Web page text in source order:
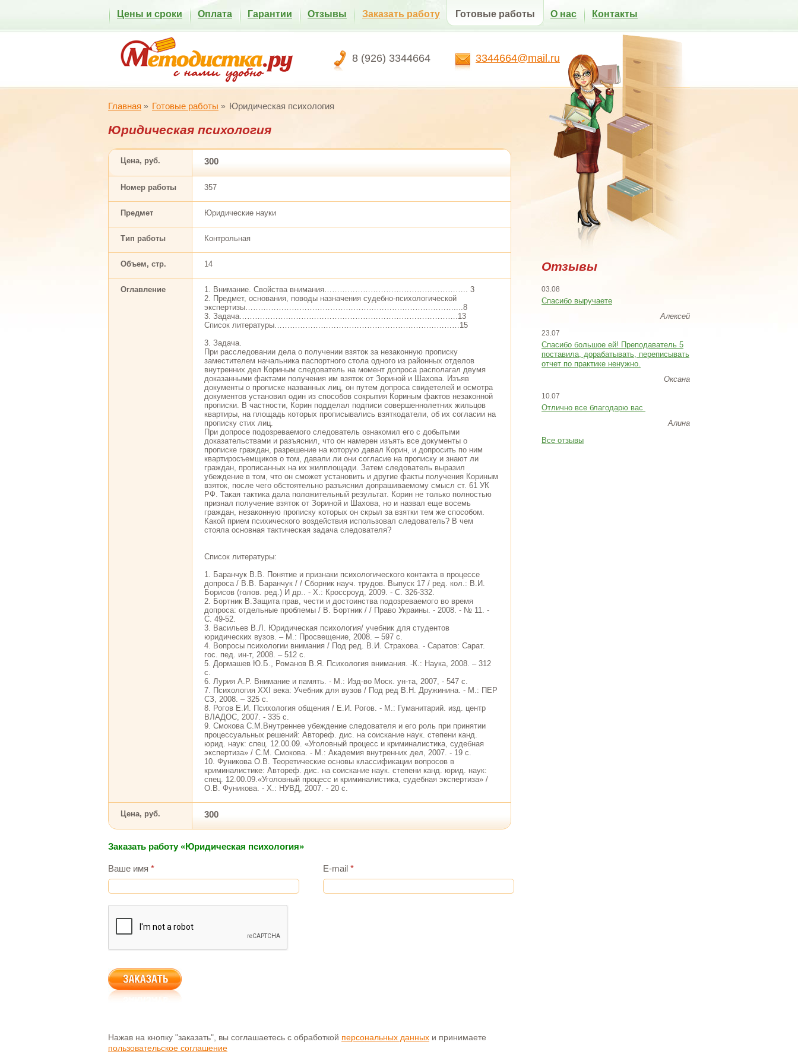
8 (926) 3344664 3344664@mail.ru
Цены и сроки Оплата Гарантии Отзывы Заказать работу Готовые работы О нас Контакты
Главная Готовые работы Юридическая психология
Юридическая психология
Цена, руб. 300
Номер работы 357
Предмет Юридические науки
Тип работы Контрольная
Объем, стр. 14
Оглавление
1. Внимание. Свойства внимания……………………………………………….. 3
2. Предмет, основания, поводы назначения судебно-психологической
экспертизы………………………………………………………………………....8
3. Задача………………………………………………………………………….13
Список литературы………………………………………………………………15
3. Задача.
При расследовании дела о получении взяток за незаконную прописку
заместителем начальника паспортного стола одного из районных отделов
внутренних дел Кориным следователь на момент допроса располагал двумя
доказанными фактами получения им взяток от Зориной и Шахова. Изъяв
документы о прописке названных лиц, он путем допроса свидетелей и осмотра
документов установил один из способов сокрытия Кориным фактов незаконной
прописки. В частности, Корин подделал подписи совершеннолетних жильцов
квартиры, на площадь которых прописывались взяткодатели, об их согласии на
прописку стих лиц.
При допросе подозреваемого следователь ознакомил его с добытыми
доказательствами и разъяснил, что он намерен изъять все документы о
прописке граждан, разрешение на которую давал Корин, и допросить по ним
квартиросъемщиков о том, давали ли они согласие на прописку и знают ли
граждан, прописанных на их жилплощади. Затем следователь выразил
убеждение в том, что он сможет установить и другие факты получения Кориным
взяток, после чего обстоятельно разъяснил допрашиваемому смысл ст. 61 УК
РФ. Такая тактика дала положительный результат. Корин не только полностью
признал получение взяток от Зориной и Шахова, но и назвал еще восемь
граждан, незаконную прописку которых он скрыл за взятки тем же способом.
Какой прием психического воздействия использовал следователь? В чем
стояла основная тактическая задача следователя?
Список литературы:
1. Баранчук В.В. Понятие и признаки психологического контакта в процессе
допроса / В.В. Баранчук / / Сборник науч. трудов. Выпуск 17 / ред. кол.: В.И.
Борисов (голов. ред.) И др.. - Х.: Кроссроуд, 2009. - С. 326-332.
2. Бортник В.Защита прав, чести и достоинства подозреваемого во время
допроса: отдельные проблемы / В. Бортник / / Право Украины. - 2008. - № 11. -
С. 49-52.
3. Васильев В.Л. Юридическая психология/ учебник для студентов
юридических вузов. – М.: Просвещение, 2008. – 597 с.
4. Вопросы психологии внимания / Под ред. В.И. Страхова. - Саратов: Сарат.
гос. пед. ин-т, 2008. – 512 c.
5. Дормашев Ю.Б., Романов В.Я. Психология внимания. -К.: Наука, 2008. – 312
с.
6. Лурия А.Р. Внимание и память. - М.: Изд-во Моск. ун-та, 2007, - 547 с.
7. Психология XXI века: Учебник для вузов / Под ред В.Н. Дружинина. - М.: ПЕР
СЗ, 2008. – 325 с.
8. Рогов Е.И. Психология общения / Е.И. Рогов. - М.: Гуманитарий. изд. центр
ВЛАДОС, 2007. - 335 с.
9. Смокова С.М.Внутреннее убеждение следователя и его роль при принятии
процессуальных решений: Автореф. дис. на соискание наук. степени канд.
юрид. наук: спец. 12.00.09. «Уголовный процесс и криминалистика, судебная
экспертиза» / С.М. Смокова. - М.: Академия внутренних дел, 2007. - 19 с.
10. Фуникова О.В. Теоретические основы классификации вопросов в
криминалистике: Автореф. дис. на соискание наук. степени канд. юрид. наук:
спец. 12.00.09.«Уголовный процесс и криминалистика, судебная экспертиза» /
О.В. Фуникова. - Х.: НУВД, 2007. - 20 с.
Цена, руб. 300
Заказать работу «Юридическая психология»
Ваше имя * E-mail *
Нажав на кнопку "заказать", вы соглашаетесь с обработкой персональных данных и принимаете
пользовательское соглашение
Отзывы
03.08
Спасибо выручаете
Алексей
23.07
Cпасибо большое ей! Преподаватель 5
поставила, дорабатывать, переписывать
отчет по практике ненужно.
Оксана
10.07
Отлично все благодарю вас
Алина
Все отзывы